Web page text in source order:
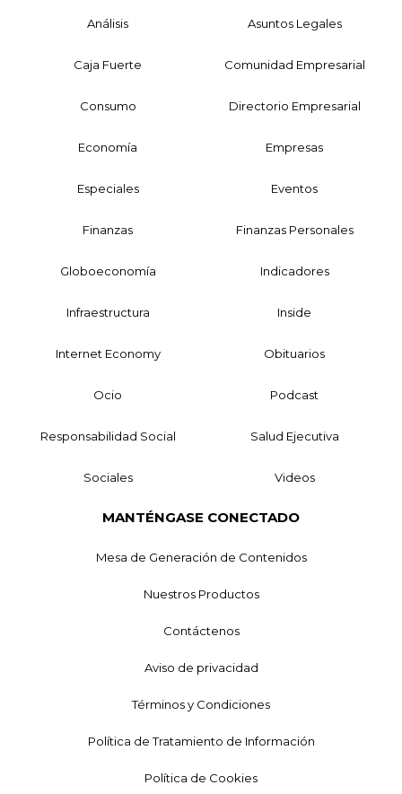
Análisis Asuntos Legales
Caja Fuerte Comunidad Empresarial
Consumo Directorio Empresarial
Economía Empresas
Especiales Eventos
Finanzas Finanzas Personales
Globoeconomía Indicadores
Infraestructura Inside
Internet Economy Obituarios
Ocio Podcast
Responsabilidad Social Salud Ejecutiva
Sociales Videos
MANTÉNGASE CONECTADO
Mesa de Generación de Contenidos
Nuestros Productos
Contáctenos
Aviso de privacidad
Términos y Condiciones
Política de Tratamiento de Información
Política de Cookies